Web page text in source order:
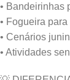
• Bandeirinhas
• Fogueira
• Cenários
• Atividades